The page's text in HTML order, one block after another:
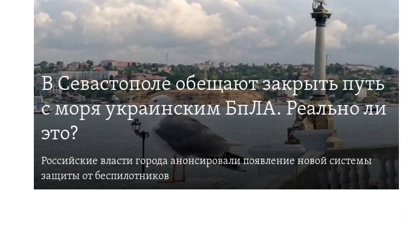
В Севастополе обещают закрыть путь
с моря украинским БпЛА. Реально ли
это?
Российские власти города анонсировали появление новой системы
защиты от беспилотников